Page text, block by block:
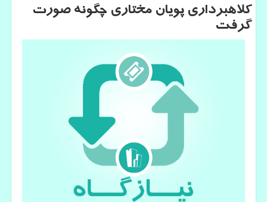
كلاهبرداری پویان مختاری چگونه صورت
گرفت